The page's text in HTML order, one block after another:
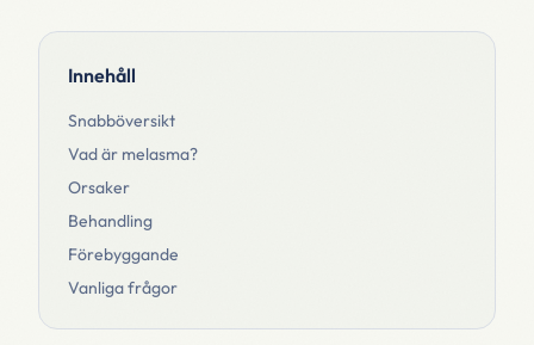
Innehåll
Snabböversikt
Vad är melasma?
Orsaker
Behandling
Förebyggande
Vanliga frågor